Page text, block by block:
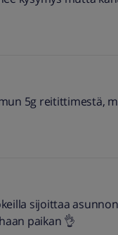
5g reitittimestä,
sijoittaa
paikan 👌